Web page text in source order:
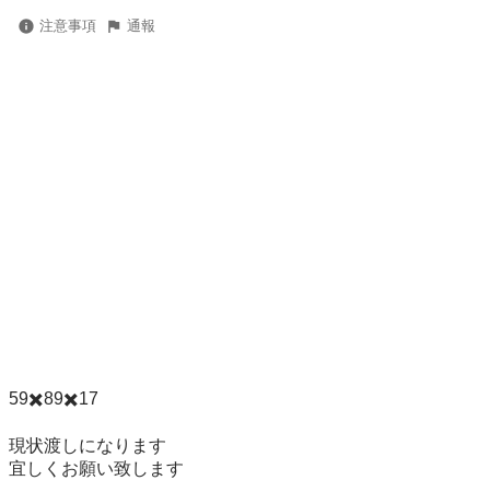
注意事項 通報
59✖️89✖️17
現状渡しになります
宜しくお願い致します